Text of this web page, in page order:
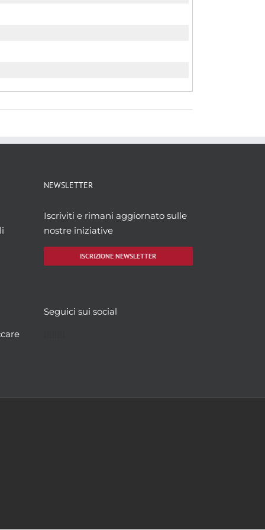
NEWSLETTER
Iscriviti e rimani aggiornato sulle
nostre iniziative
ISCRIZIONE NEWSLETTER
Seguici sui social